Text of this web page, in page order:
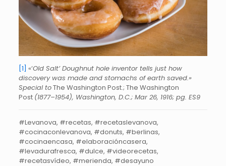
[1] «‘Old Salt’ Doughnut hole inventor tells just how
discovery was made and stomachs of earth saved.»
Special toThe Washington Post.; The Washington
Post (1877–1954), Washington, D.C.; Mar 26, 1916; pg. ES9
#Levanova, #recetas, #recetaslevanova,
#cocinaconlevanova, #donuts, #berlinas,
#cocinaencasa, #elaboracióncasera,
#levadurafresca, #dulce, #videorecetas,
#recetasvídeo, #merienda, #desayuno